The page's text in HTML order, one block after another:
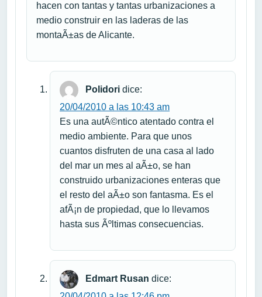
hacen con tantas y tantas urbanizaciones a
medio construir en las laderas de las
montaÃ±as de Alicante.
Polidori dice:
20/04/2010 a las 10:43 am
Es una autÃ©ntico atentado contra el
medio ambiente. Para que unos
cuantos disfruten de una casa al lado
del mar un mes al aÃ±o, se han
construido urbanizaciones enteras que
el resto del aÃ±o son fantasma. Es el
afÃ¡n de propiedad, que lo llevamos
hasta sus Ãºltimas consecuencias.
Edmart Rusan dice: